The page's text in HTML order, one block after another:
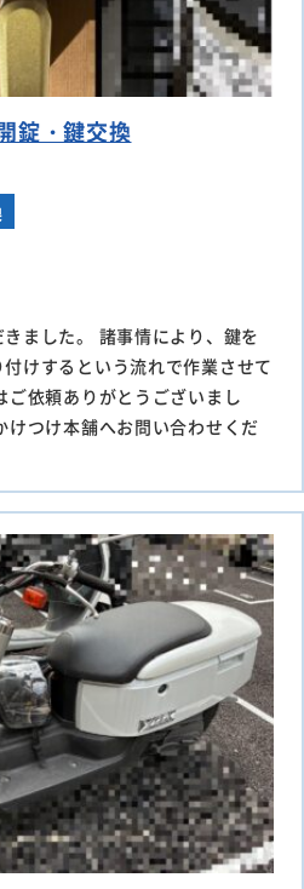
錠・鍵交換
ました。 諸事情により、鍵を
けするという流れで作業させて
ご依頼ありがとうございまし
けつけ本舗へお問い合わせくだ